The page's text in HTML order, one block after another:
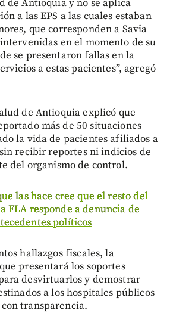
de Antioquia y no se aplica
a las EPS a las cuales estaban
que corresponden a Savia
en el momento de su
se presentaron fallas en la
a estas pacientes”, agregó
de Antioquia explicó que
más de 50 situaciones
la vida de pacientes afiliados a
recibir reportes ni indicios de
del organismo de control.
las hace cree que el resto del
FLA responde a denuncia de
políticos
hallazgos fiscales, la
presentará los soportes
desvirtuarlos y demostrar
a los hospitales públicos
transparencia.